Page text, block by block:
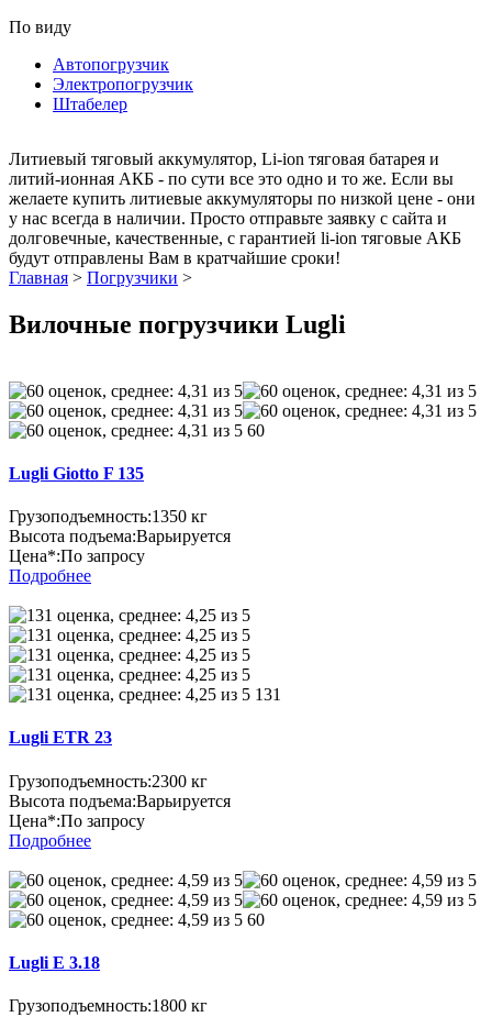
По виду
Автопогрузчик
Электропогрузчик
Штабелер
Литиевый тяговый аккумулятор, Li-ion тяговая батарея и
литий-ионная АКБ - по сути все это одно и то же. Если вы
желаете купить литиевые аккумуляторы по низкой цене - они
у нас всегда в наличии. Просто отправьте заявку с сайта и
долговечные, качественные, с гарантией li-ion тяговые АКБ
будут отправлены Вам в кратчайшие сроки!
Главная > Погрузчики >
Вилочные погрузчики Lugli
60
Lugli Giotto F 135
Грузоподъемность:1350 кг
Высота подъема:Варьируется
Цена*:По запросу
Подробнее
131
Lugli ETR 23
Грузоподъемность:2300 кг
Высота подъема:Варьируется
Цена*:По запросу
Подробнее
60
Lugli E 3.18
Грузоподъемность:1800 кг